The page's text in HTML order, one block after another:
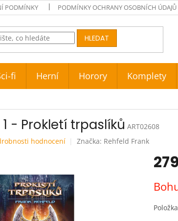
PODMÍNKY PODMÍNKY OCHRANY OSOBNÍCH ÚDAJŮ
HLEDAT
fi Herní Horory Komplety
- Prokletí trpaslíků ART02608
hodnocení Značka: Rehfeld Frank
cena: